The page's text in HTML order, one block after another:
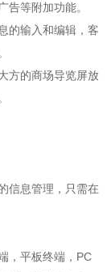
告等附加功能。
的输入和编辑，客
方的商场导览屏放
信息管理，只需在
，平板终端，PC